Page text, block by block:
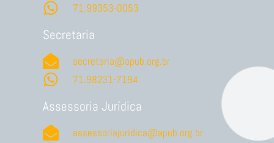
71.99353-0053
Secretaria
secretaria@apub.org.br
71.98231-7194
Assessoria Jurídica
assessoriajuridica@apub.org.br